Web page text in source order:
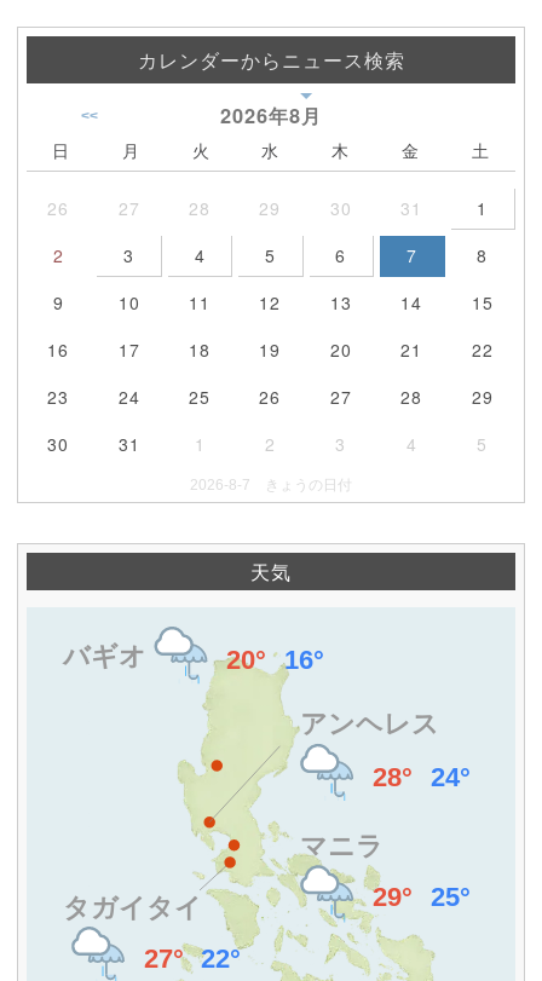
カレンダーからニュース検索
2026年8月
<<
日 月 火 水 木 金 土
26 27 28 29 30 31
1
2
3 4 5 6 7
8
9
10 11 12 13 14
15
16
17 18 19 20 21
22
23
24 25 26 27 28
29
30
31 1 2 3 4 5
2026-8-7 きょうの日付
天気